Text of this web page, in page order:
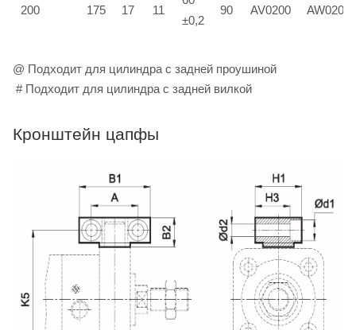
200 175 17 11
±0,2
90 AV0200 AW0200
@ Подходит для цилиндра с задней проушиной
# Подходит для цилиндра с задней вилкой
Кронштейн цапфы